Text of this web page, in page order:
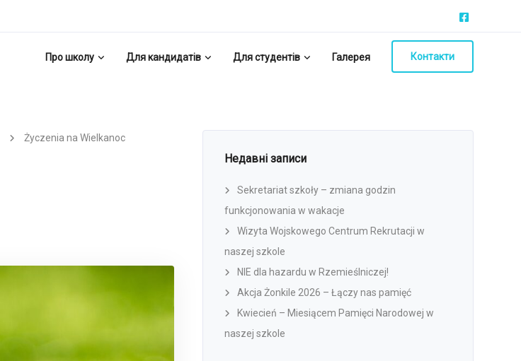
Про школу Для кандидатів Для студентів Галерея Контакти
Życzenia na Wielkanoc
Недавні записи
Sekretariat szkoły – zmiana godzin
funkcjonowania w wakacje
Wizyta Wojskowego Centrum Rekrutacji w
naszej szkole
NIE dla hazardu w Rzemieślniczej!
Akcja Żonkile 2026 – Łączy nas pamięć
Kwiecień – Miesiącem Pamięci Narodowej w
naszej szkole